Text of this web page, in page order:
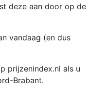
deze aan door op de
vandaag (en dus
prijzenindex.nl als u
Brabant.